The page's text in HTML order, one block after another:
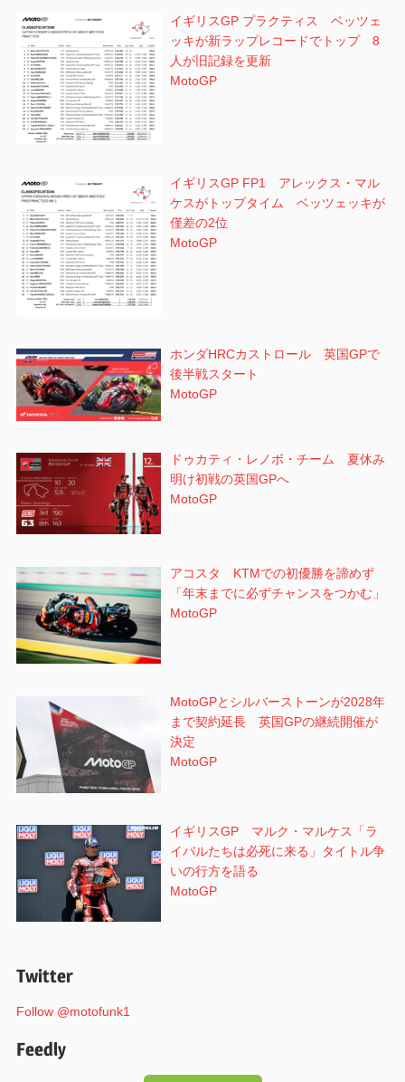
イギリスGP プラクティス ベッツェ
ッキが新ラップレコードでトップ 8
人が旧記録を更新
MotoGP
イギリスGP FP1 アレックス・マル
ケスがトップタイム ベッツェッキが
僅差の2位
MotoGP
ホンダHRCカストロール 英国GPで
後半戦スタート
MotoGP
ドゥカティ・レノボ・チーム 夏休み
明け初戦の英国GPへ
MotoGP
アコスタ KTMでの初優勝を諦めず
「年末までに必ずチャンスをつかむ」
MotoGP
MotoGPとシルバーストーンが2028年
まで契約延長 英国GPの継続開催が
決定
MotoGP
イギリスGP マルク・マルケス「ラ
イバルたちは必死に来る」タイトル争
いの行方を語る
MotoGP
Twitter
Follow @motofunk1
Feedly